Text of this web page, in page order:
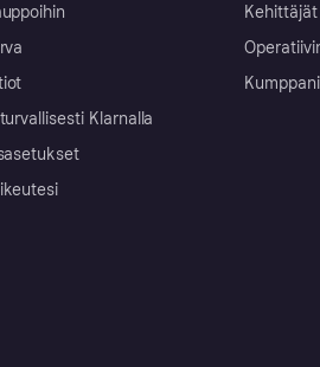
Klarnalla
Kehittäjät